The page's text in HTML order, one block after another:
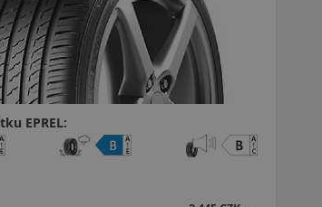
Údaje o štítku EPREL: